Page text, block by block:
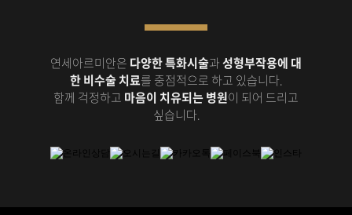
연세아르미안은 다양한 특화시술과성형부작용에 대
한 비수술 치료를 중점적으로 하고 있습니다.
함께 걱정하고 마음이 치유되는 병원이 되어 드리고
싶습니다.